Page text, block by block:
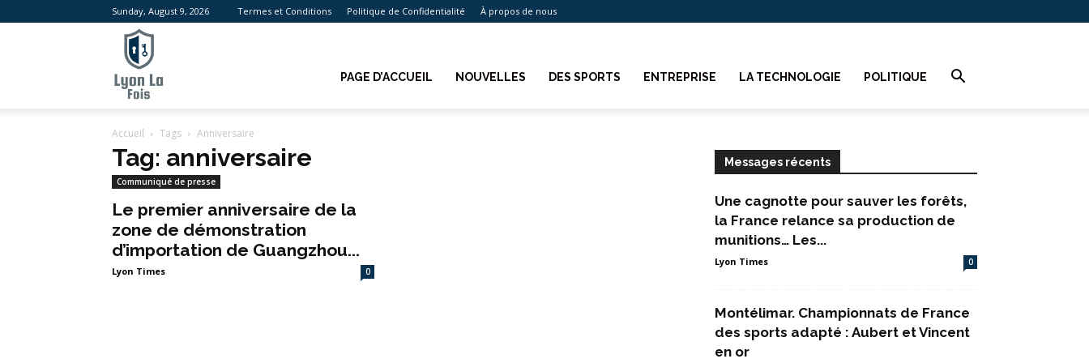
Sunday, August 9, 2026 Termes et Conditions Politique de Confidentialité À propos de nous
La
Fois
PAGE D’ACCUEIL NOUVELLES DES SPORTS ENTREPRISE LA TECHNOLOGIE POLITIQUE
Accueil Tags Anniversaire
Tag: anniversaire
Communiqué de presse
Le premier anniversaire de la
zone de démonstration
d’importation de Guangzhou...
Lyon Times 0
Messages récents
Une cagnotte pour sauver les forêts,
la France relance sa production de
munitions… Les...
Lyon Times 0
Montélimar. Championnats de France
des sports adapté : Aubert et Vincent
en or